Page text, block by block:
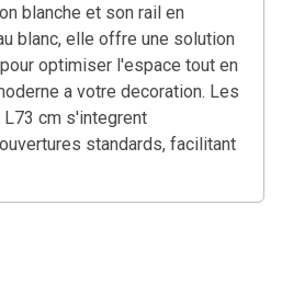
blanche et son rail en
blanc, elle offre une solution
optimiser l'espace tout en
a votre decoration. Les
cm s'integrent
standards, facilitant